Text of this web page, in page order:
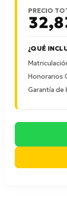
PRECIO
¿QUÉ
Honorarios
Garantía de